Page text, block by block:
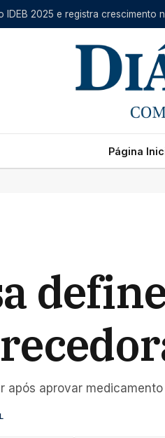
Página
após aprovar